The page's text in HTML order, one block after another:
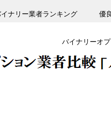
ナリー業者ランキング 優
バイナリーオ